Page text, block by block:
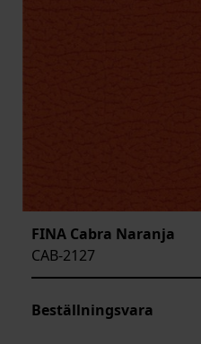
FINA Cabra Naranja
CAB-2127
Beställningsvara